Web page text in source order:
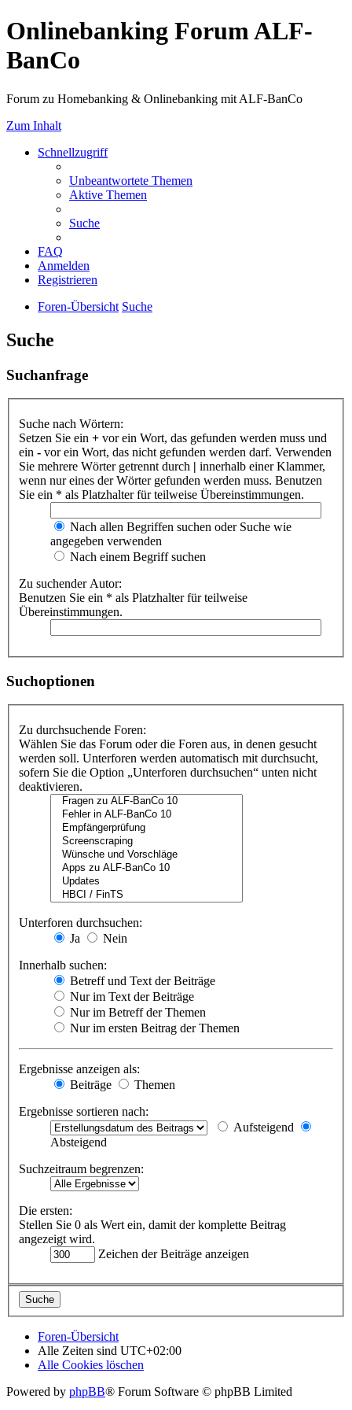
Onlinebanking Forum ALF-
BanCo
Forum zu Homebanking & Onlinebanking mit ALF-BanCo
Zum Inhalt
Schnellzugriff
Unbeantwortete Themen
Aktive Themen
Suche
FAQ
Anmelden
Registrieren
Foren-Übersicht Suche
Suche
Suchanfrage
Suche nach Wörtern:
Setzen Sie ein + vor ein Wort, das gefunden werden muss und
ein - vor ein Wort, das nicht gefunden werden darf. Verwenden
Sie mehrere Wörter getrennt durch | innerhalb einer Klammer,
wenn nur eines der Wörter gefunden werden muss. Benutzen
Sie ein * als Platzhalter für teilweise Übereinstimmungen.
Nach allen Begriffen suchen oder Suche wie
angegeben verwenden
Nach einem Begriff suchen
Zu suchender Autor:
Benutzen Sie ein * als Platzhalter für teilweise
Übereinstimmungen.
Suchoptionen
Zu durchsuchende Foren:
Wählen Sie das Forum oder die Foren aus, in denen gesucht
werden soll. Unterforen werden automatisch mit durchsucht,
sofern Sie die Option „Unterforen durchsuchen“ unten nicht
deaktivieren.
Unterforen durchsuchen:
Ja
Nein
Innerhalb suchen:
Betreff und Text der Beiträge
Nur im Text der Beiträge
Nur im Betreff der Themen
Nur im ersten Beitrag der Themen
Ergebnisse anzeigen als:
Beiträge
Themen
Ergebnisse sortieren nach:
Aufsteigend
Absteigend
Suchzeitraum begrenzen:
Die ersten:
Stellen Sie 0 als Wert ein, damit der komplette Beitrag
angezeigt wird.
Zeichen der Beiträge anzeigen
Foren-Übersicht
Alle Zeiten sind UTC+02:00
Alle Cookies löschen
Powered by phpBB® Forum Software © phpBB Limited